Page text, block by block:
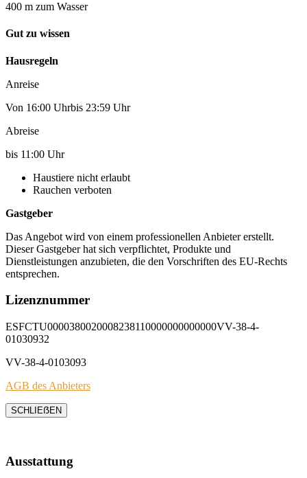
400 m zum Wasser
Gut zu wissen
Hausregeln
Anreise
Von 16:00 Uhrbis 23:59 Uhr
Abreise
bis 11:00 Uhr
Haustiere nicht erlaubt
Rauchen verboten
Gastgeber
Das Angebot wird von einem professionellen Anbieter erstellt.
Dieser Gastgeber hat sich verpflichtet, Produkte und
Dienstleistungen anzubieten, die den Vorschriften des EU-Rechts
entsprechen.
Lizenznummer
ESFCTU0000380020008238110000000000000VV-38-4-
01030932
VV-38-4-0103093
AGB des Anbieters
SCHLIEẞEN
Ausstattung